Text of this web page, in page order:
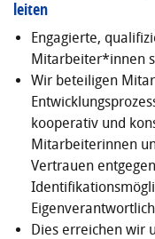
leiten
Engagierte,
Mitarbeiter*innen
Wir beteiligen
kooperativ und
Mitarbeiterinnen
Vertrauen
Dies erreichen wir